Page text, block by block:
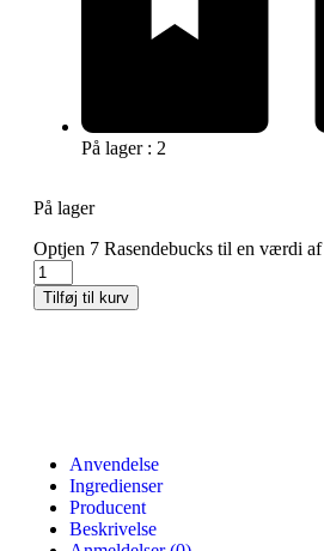
På lager : 2
På lager
Optjen 7 Rasendebucks til en værdi af
Tilføj til kurv
Anvendelse
Ingredienser
Producent
Beskrivelse